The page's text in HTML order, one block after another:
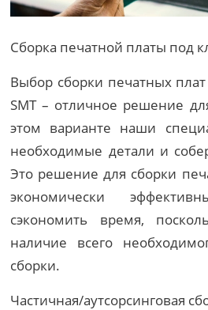
Сборка печатной платы под
Выбор сборки печатных
SMT – отличное решение
этом варианте наши
необходимые детали и
Это решение для сборки
экономически
сэкономить время,
наличие всего
сборки.
Частичная/аутсорсинговая